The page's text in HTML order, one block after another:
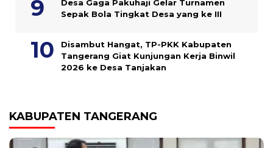
Desa Gaga Pakuhaji Gelar Turnamen
Sepak Bola Tingkat Desa yang ke III
Disambut Hangat, TP-PKK Kabupaten
Tangerang Giat Kunjungan Kerja Binwil
2026 ke Desa Tanjakan
KABUPATEN TANGERANG